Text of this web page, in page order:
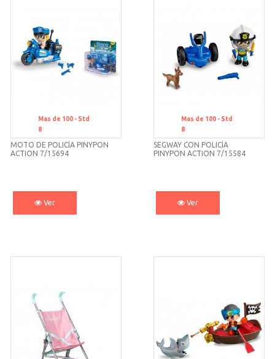
Mas de 100 - Std
8
MOTO DE POLICÍA PINYPON
ACTION 7/15694
Ver
Mas de 100 - Std
8
SEGWAY CON POLICÍA
PINYPON ACTION 7/15584
Ver